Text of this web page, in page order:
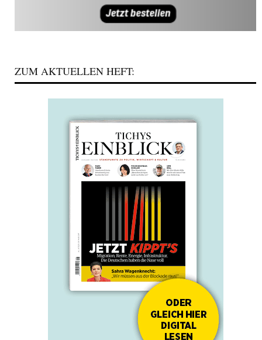
ZUM AKTUELLEN HEFT: